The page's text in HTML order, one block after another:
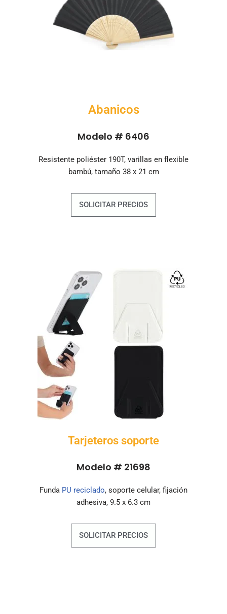
Abanicos
Modelo # 6406
Resistente poliéster 190T, varillas en flexible
bambú, tamaño 38 x 21 cm
SOLICITAR PRECIOS
Tarjeteros soporte
Modelo # 21698
Funda PU reciclado, soporte celular, fijación
adhesiva, 9.5 x 6.3 cm
SOLICITAR PRECIOS